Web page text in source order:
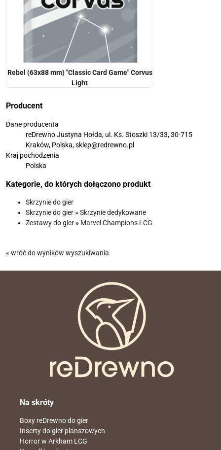
Rebel (63x88 mm) "Classic Card Game" Corvus
Light
Producent
Dane producenta
reDrewno Justyna Hołda, ul. Ks. Stoszki 13/33, 30-715
Kraków, Polska, sklep@redrewno.pl
Kraj pochodzenia
Polska
Kategorie, do których dołączono produkt
Skrzynie do gier
Skrzynie do gier » Skrzynie dedykowane
Zestawy do gier » Marvel Champions LCG
« wróć do wyników wyszukiwania
Na skróty
Boxy reDrewno do gier
Inserty do gier planszowych
Horror w Arkham LCG